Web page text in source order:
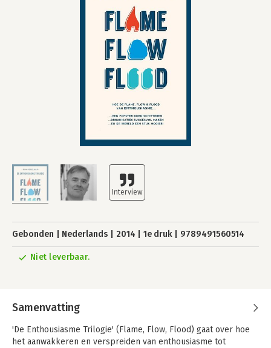
Gebonden Nederlands 2014 1e druk 9789491560514
Niet leverbaar.
Samenvatting
'De Enthousiasme Trilogie' (Flame, Flow, Flood) gaat over hoe
het aanwakkeren en verspreiden van enthousiasme tot